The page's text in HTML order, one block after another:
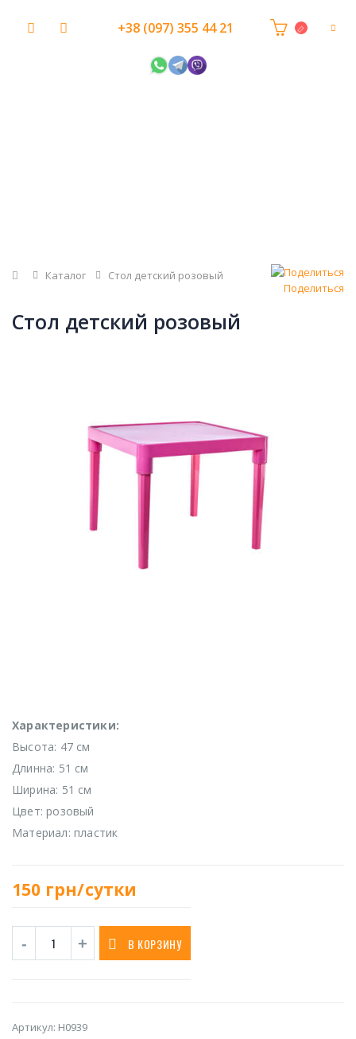
+38 (097) 355 44 21
Главная
Каталог
Стол детский розовый
Поделиться
Стол детский розовый
Характеристики:
Высота: 47 см
Длинна: 51 см
Ширина: 51 см
Цвет: розовый
Материал: пластик
150 грн/сутки
В КОРЗИНУ
Артикул: H0939